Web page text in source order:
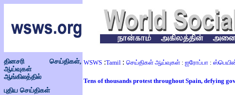
தினசரி செய்திகள்,
ஆய்வுகள்
ஆங்கிலத்தில்
புதிய செய்திகள்
WSWS :Tamil : செய்திகள் ஆய்வுகள் : ஐரோப்பா :
Tens of thousands protest throughout Spain, defying